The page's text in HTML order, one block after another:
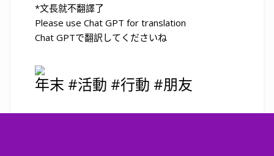
*文長就不翻譯了
Please use Chat GPT for translation
Chat GPTで翻訳してくださいね
年末 #活動 #行動 #朋友